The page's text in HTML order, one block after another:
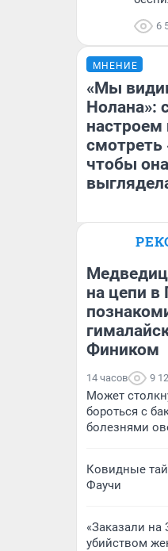
6
МНЕНИЕ
«Мы
Нолана»:
смотреть
чтобы
на цепи в
Фиником
14 часов 9
Может
бороться с
болезнями
Ковидные
Фаучи
«Заказали на
убийством